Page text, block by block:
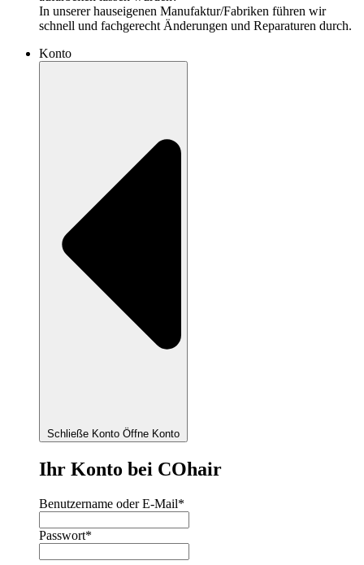
In unserer hauseigenen Manufaktur/Fabriken führen wir
schnell und fachgerecht Änderungen und Reparaturen durch.
Konto
Schließe Konto Öffne Konto
Ihr Konto bei COhair
Benutzername oder E-Mail*
Passwort*